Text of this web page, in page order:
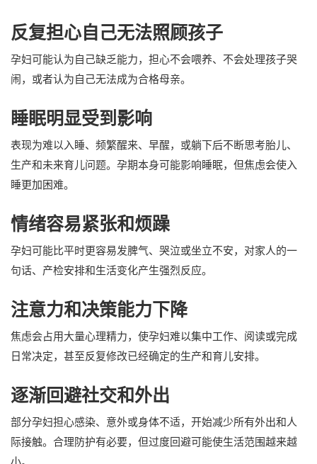
反复担心自己无法照顾孩子
孕妇可能认为自己缺乏能力，担心不会喂养、不会处理孩子哭
闹，或者认为自己无法成为合格母亲。
睡眠明显受到影响
表现为难以入睡、频繁醒来、早醒，或躺下后不断思考胎儿、
生产和未来育儿问题。孕期本身可能影响睡眠，但焦虑会使入
睡更加困难。
情绪容易紧张和烦躁
孕妇可能比平时更容易发脾气、哭泣或坐立不安，对家人的一
句话、产检安排和生活变化产生强烈反应。
注意力和决策能力下降
焦虑会占用大量心理精力，使孕妇难以集中工作、阅读或完成
日常决定，甚至反复修改已经确定的生产和育儿安排。
逐渐回避社交和外出
部分孕妇担心感染、意外或身体不适，开始减少所有外出和人
际接触。合理防护有必要，但过度回避可能使生活范围越来越
小。